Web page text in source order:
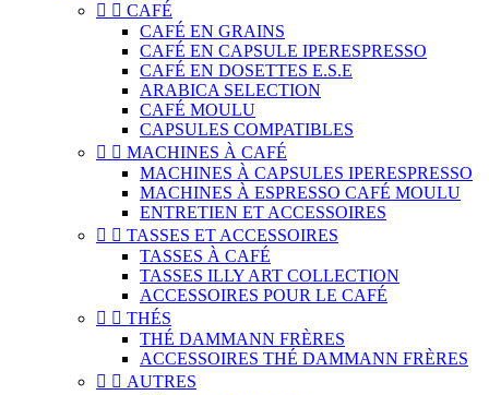
  CAFÉ
CAFÉ EN GRAINS
CAFÉ EN CAPSULE IPERESPRESSO
CAFÉ EN DOSETTES E.S.E
ARABICA SELECTION
CAFÉ MOULU
CAPSULES COMPATIBLES
  MACHINES À CAFÉ
MACHINES À CAPSULES IPERESPRESSO
MACHINES À ESPRESSO CAFÉ MOULU
ENTRETIEN ET ACCESSOIRES
  TASSES ET ACCESSOIRES
TASSES À CAFÉ
TASSES ILLY ART COLLECTION
ACCESSOIRES POUR LE CAFÉ
  THÉS
THÉ DAMMANN FRÈRES
ACCESSOIRES THÉ DAMMANN FRÈRES
  AUTRES